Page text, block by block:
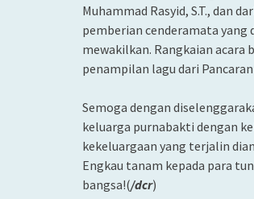
Muhammad Rasyid, S.T., dan
pemberian cenderamata yang
mewakilkan. Rangkaian
penampilan lagu dari
Semoga dengan
keluarga purnabakti dengan
kekeluargaan yang terjalin
Engkau tanam kepada para
bangsa!(/dcr)